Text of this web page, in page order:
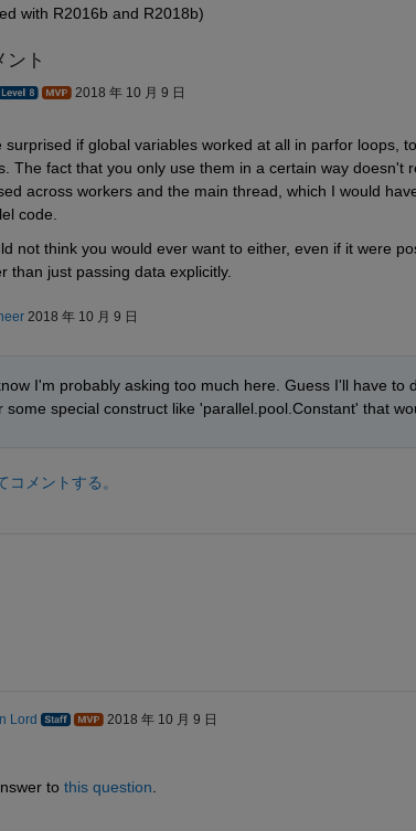
with R2016b and R2018b)
ント
2018 年 10 月 9 日
surprised if global variables worked at all in parfor loops,
The fact that you only use them in a certain way doesn't
across workers and the main thread, which I would
code.
not think you would ever want to either, even if it were
than just passing data explicitly.
2018 年 10 月 9 日
I'm probably asking too much here. Guess I'll have to
some special construct like 'parallel.pool.Constant' that
コメントする。
Lord 2018 年 10 月 9 日
to this question.